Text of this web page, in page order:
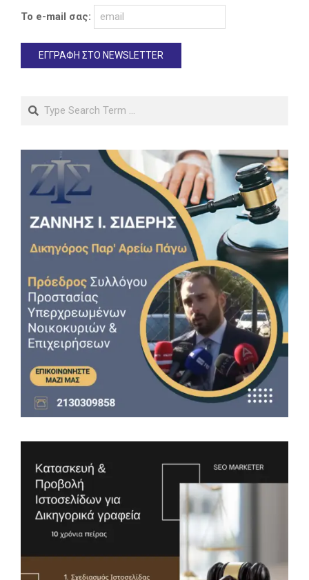
Το e-mail σας:
Search